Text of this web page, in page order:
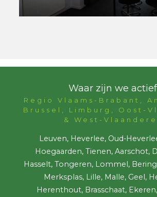
Waar zijn we
Regio Vlaams-Brabant,
Brussel, Limburg, Oost-
& West-
Leuven, Heverlee, Oud-
Hoegaarden, Tienen, Aarschot,
Hasselt, Tongeren, Lommel,
Merksplas, Lille, Malle, Geel,
Herenthout, Brasschaat,